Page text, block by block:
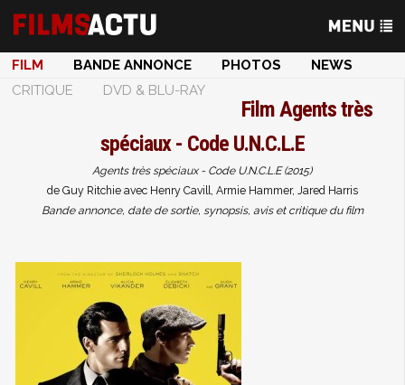
FILM BANDE ANNONCE PHOTOS
NEWS
CRITIQUE
DVD & BLU-RAY
FilmAgents très
spéciaux - Code U.N.C.L.E
Agents très spéciaux - Code U.N.C.L.E (2015)
de Guy Ritchie avec Henry Cavill, Armie Hammer, Jared Harris
Bande annonce, date de sortie, synopsis, avis et critique du film